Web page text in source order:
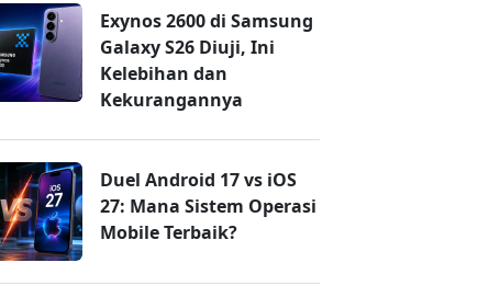
Exynos 2600 di Samsung
Galaxy S26 Diuji, Ini
Kelebihan dan
Kekurangannya
Duel Android 17 vs iOS
27: Mana Sistem Operasi
Mobile Terbaik?